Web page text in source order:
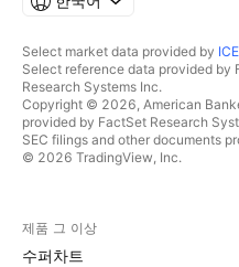
Select market data provided by
Select reference data provided
Research Systems Inc.
Copyright © 2026, American
provided by FactSet Research
SEC filings and other documents
© 2026 TradingView, Inc.
제품 그 이상
수퍼차트